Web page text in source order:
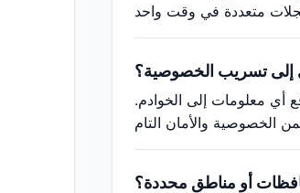
إلى تسريب الخصوصية؟
أي معلومات إلى الخوادم.
أو مناطق محددة؟